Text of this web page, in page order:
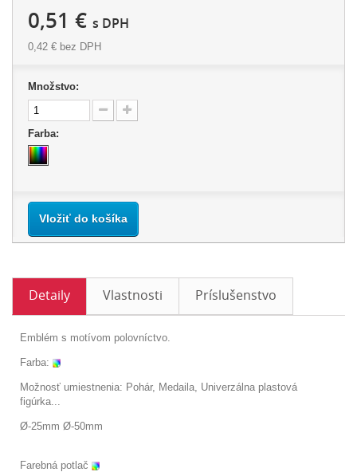
0,51 € s DPH
0,42 € bez DPH
Množstvo:
Farba:
Vložiť do košíka
Detaily Vlastnosti Príslušenstvo
Emblém s motívom polovníctvo.
Farba:
Možnosť umiestnenia: Pohár, Medaila, Univerzálna plastová
figúrka...
Ø-25mm Ø-50mm
Farebná potlač